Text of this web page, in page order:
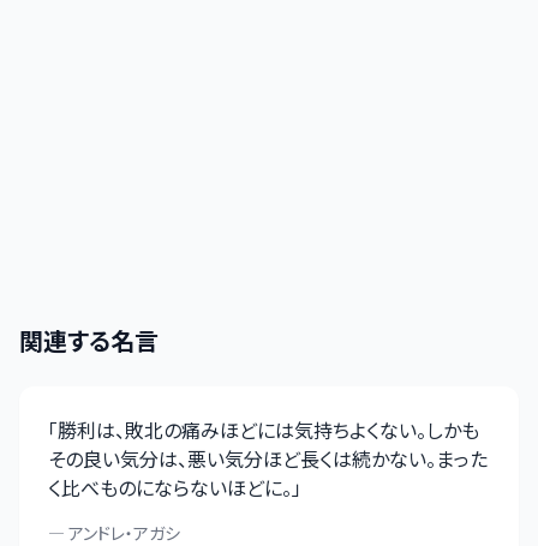
関連する名言
「勝利は、敗北の痛みほどには気持ちよくない。しかも
その良い気分は、悪い気分ほど長くは続かない。まった
く比べものにならないほどに。」
— アンドレ・アガシ